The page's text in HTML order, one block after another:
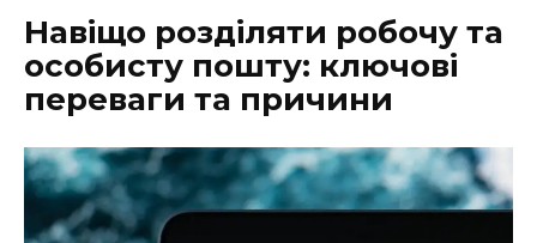
Навіщо розділяти робочу та
особисту пошту: ключові
переваги та причини